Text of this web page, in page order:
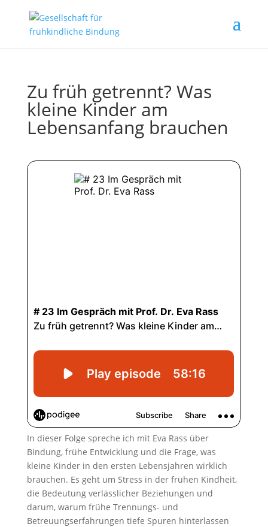
Zu früh getrennt? Was
kleine Kinder am
Lebensanfang brauchen
In dieser Folge spreche ich mit Eva Rass über
Bindung, frühe Entwicklung und die Frage, was
kleine Kinder in den ersten Lebensjahren wirklich
brauchen. Es geht um Stress in der frühen Kindheit,
die Bedeutung verlässlicher Beziehungen und
darum, warum frühe Trennungs- und
Betreuungserfahrungen tiefe Spuren hinterlassen